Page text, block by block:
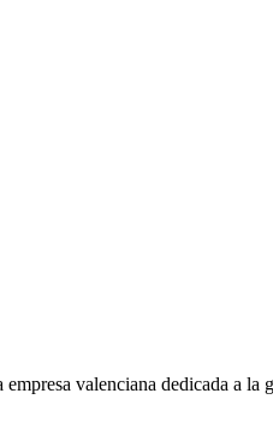
valenciana dedicada a la